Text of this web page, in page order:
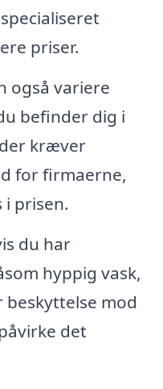
priser.
også variere
befinder dig i
kræver
for firmaerne,
i prisen.
du har
hyppig vask,
beskyttelse mod
det